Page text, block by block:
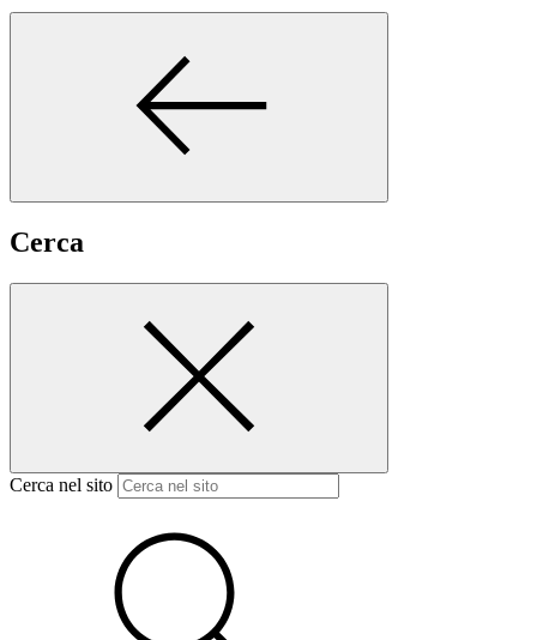
Cerca
Cerca nel sito